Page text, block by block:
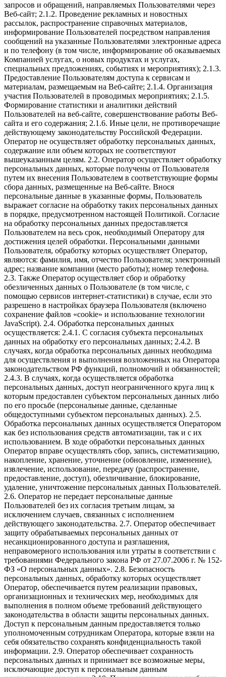
запросов и обращений, направляемых Пользователями через
Веб-сайт; 2.1.2. Проведение рекламных и новостных
рассылок, распространение справочных материалов,
информирование Пользователей посредством направления
сообщений на указанные Пользователями электронные адреса
и по телефону (в том числе, информирование об оказываемых
Компанией услугах, о новых продуктах и услугах,
специальных предложениях, событиях и мероприятиях); 2.1.3.
Предоставление Пользователям доступа к сервисам и
материалам, размещаемым на Веб-сайте; 2.1.4. Организация
участия Пользователей в проводимых мероприятиях; 2.1.5.
Формирование статистики и аналитики действий
Пользователей на веб-сайте, совершенствование работы Веб-
сайта и его содержания; 2.1.6. Иные цели, не противоречащие
действующему законодательству Российской Федерации.
Оператор не осуществляет обработку персональных данных,
содержание или объем которых не соответствуют
вышеуказанным целям. 2.2. Оператор осуществляет обработку
персональных данных, которые получены от Пользователя
путем их внесения Пользователем в соответствующие формы
сбора данных, размещенные на Веб-сайте. Внося
персональные данные в указанные формы, Пользователь
выражает согласие на обработку таких персональных данных
в порядке, предусмотренном настоящей Политикой. Согласие
на обработку персональных данных предоставляется
Пользователем на весь срок, необходимый Оператору для
достижения целей обработки. Персональными данными
Пользователя, обработку которых осуществляет Оператор,
являются: фамилия, имя, отчество Пользователя; электронный
адрес; название компании (место работы); номер телефона.
2.3. Также Оператор осуществляет сбор и обработку
обезличенных данных о Пользователе (в том числе, с
помощью сервисов интернет-статистики) в случае, если это
разрешено в настройках браузера Пользователя (включено
сохранение файлов «cookie» и использование технологии
JavaScript). 2.4. Обработка персональных данных
осуществляется: 2.4.1. С согласия субъекта персональных
данных на обработку его персональных данных; 2.4.2. В
случаях, когда обработка персональных данных необходима
для осуществления и выполнения возложенных на Оператора
законодательством РФ функций, полномочий и обязанностей;
2.4.3. В случаях, когда осуществляется обработка
персональных данных, доступ неограниченного круга лиц к
которым предоставлен субъектом персональных данных либо
по его просьбе (персональные данные, сделанные
общедоступными субъектом персональных данных). 2.5.
Обработка персональных данных осуществляется Оператором
как без использования средств автоматизации, так и с их
использованием. В ходе обработки персональных данных
Оператор вправе осуществлять сбор, запись, систематизацию,
накопление, хранение, уточнение (обновление, изменение),
извлечение, использование, передачу (распространение,
предоставление, доступ), обезличивание, блокирование,
удаление, уничтожение персональных данных Пользователей.
2.6. Оператор не передает персональные данные
Пользователей без их согласия третьим лицам, за
исключением случаев, связанных с исполнением
действующего законодательства. 2.7. Оператор обеспечивает
защиту обрабатываемых персональных данных от
несанкционированного доступа и разглашения,
неправомерного использования или утраты в соответствии с
требованиями Федерального закона РФ от 27.07.2006 г. № 152-
ФЗ «О персональных данных». 2.8. Безопасность
персональных данных, обработку которых осуществляет
Оператор, обеспечивается путем реализации правовых,
организационных и технических мер, необходимых для
выполнения в полном объеме требований действующего
законодательства в области защиты персональных данных.
Доступ к персональным данным предоставляется только
уполномоченным сотрудникам Оператора, которые взяли на
себя обязательство сохранять конфиденциальность такой
информации. 2.9. Оператор обеспечивает сохранность
персональных данных и принимает все возможные меры,
исключающие доступ к персональным данным